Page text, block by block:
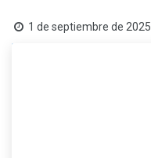
1 de septiembre de 2025